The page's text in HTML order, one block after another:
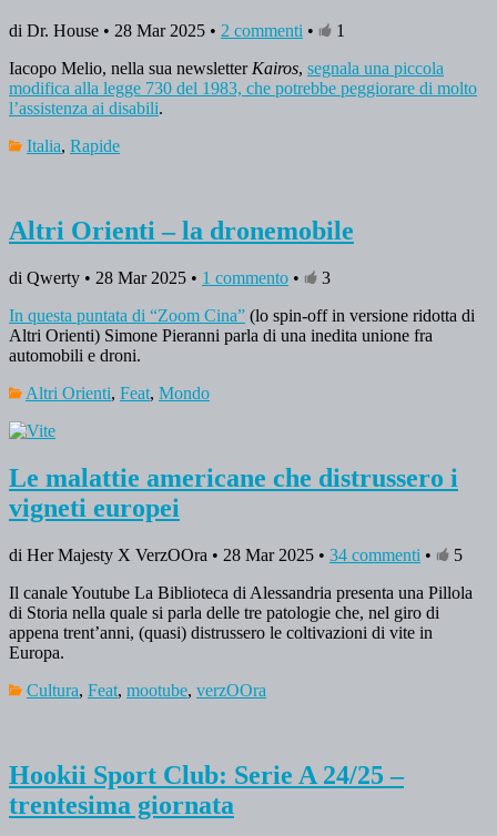
di Dr. House • 28 Mar 2025 • 2 commenti •
1
Iacopo Melio, nella sua newsletterKairos, segnala una piccola
modifica alla legge 730 del 1983, che potrebbe peggiorare di molto
l’assistenza ai disabili.
Italia, Rapide
Altri Orienti – la dronemobile
di Qwerty • 28 Mar 2025 • 1 commento •
3
In questa puntata di “Zoom Cina” (lo spin-off in versione ridotta di
Altri Orienti) Simone Pieranni parla di una inedita unione fra
automobili e droni.
Altri Orienti, Feat, Mondo
Le malattie americane che distrussero i
vigneti europei
di Her Majesty X VerzOOra • 28 Mar 2025 • 34 commenti •
5
Il canale Youtube La Biblioteca di Alessandria presenta una Pillola
di Storia nella quale si parla delle tre patologie che, nel giro di
appena trent’anni, (quasi) distrussero le coltivazioni di vite in
Europa.
Cultura, Feat, mootube, verzOOra
Hookii Sport Club: Serie A 24/25 –
trentesima giornata